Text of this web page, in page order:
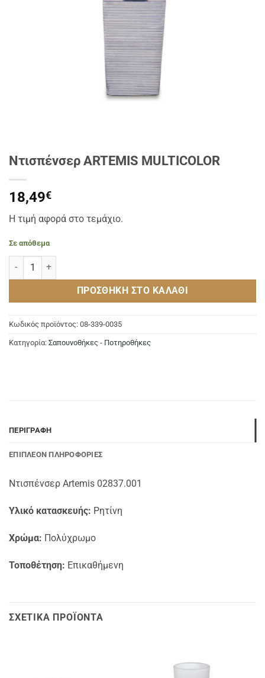
Ντισπένσερ ARTEMIS MULTICOLOR
18,49€
Η τιμή αφορά στο τεμάχιο.
Σε απόθεμα
Ντισπένσερ ARTEMIS MULTICOLOR ποσότητα
ΠΡΟΣΘΉΚΗ ΣΤΟ ΚΑΛΆΘΙ
Κωδικός προϊόντος: 08-339-0035
Κατηγορία: Σαπουνοθήκες - Ποτηροθήκες
ΠΕΡΙΓΡΑΦΉ
ΕΠΙΠΛΈΟΝ ΠΛΗΡΟΦΟΡΊΕΣ
Ντισπένσερ Artemis 02837.001
Υλικό κατασκευής: Ρητίνη
Χρώμα: Πολύχρωμο
Τοποθέτηση: Επικαθήμενη
ΣΧΕΤΙΚΆ ΠΡΟΪΌΝΤΑ